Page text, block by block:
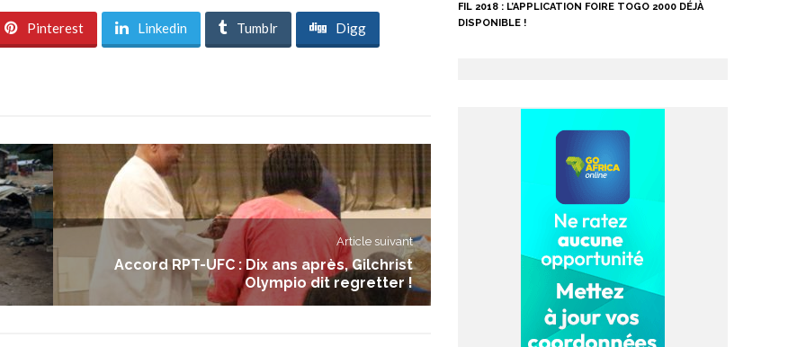
Pinterest Linkedin Tumblr Digg
Article suivant
Accord RPT-UFC : Dix ans après, Gilchrist
Olympio dit regretter !
FIL 2018 : L’APPLICATION FOIRE TOGO 2000 DÉJÀ
DISPONIBLE !